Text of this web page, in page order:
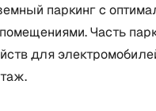
паркинг с
Часть
для